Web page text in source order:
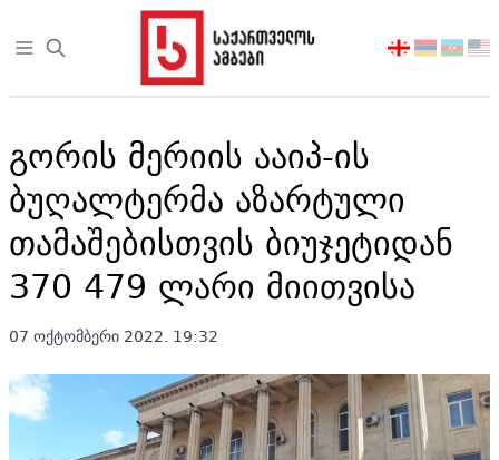
Open sidebar
აირჩიეთ
გორის მერიის ააიპ-ის
ბუღალტერმა აზარტული
თამაშებისთვის ბიუჯეტიდან
370 479 ლარი მიითვისა
07 ოქტომბერი 2022. 19:32